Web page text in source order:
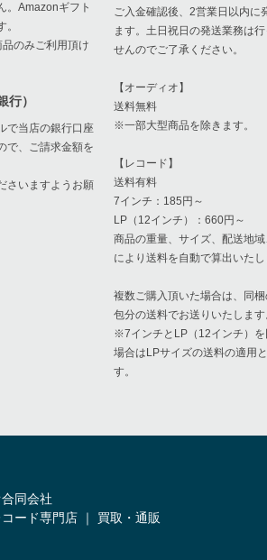
。Amazonギフト
のみご利用頂け
行）
で当店の銀行口座
で、ご請求金額を
さいますようお願
ご入金確認後、2営業日以内に
ます。土日祝日の発送業務は行
せんのでご了承ください。
【オーディオ】
送料無料
※一部大型商品を除きます。
【レコード】
送料有料
7インチ：185円～
LP（12インチ）：660円～
商品の重量、サイズ、配送地
により送料を自動で算出いたし
複数ご購入頂いた場合は、同梱
包分の送料でお送りいたします
※7インチとLP（12インチ）を
場合はLPサイズの送料の適用
す。
同会社
ード専門店 ｜ 買取・通販